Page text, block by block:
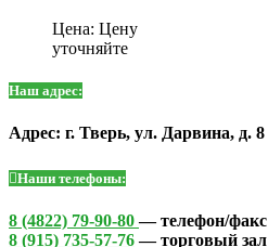
Цена: Цену
уточняйте
Наш адрес:
Адрес: г. Тверь, ул. Дарвина, д. 8
Наши телефоны:
8 (4822) 79-90-80— телефон/факс
8 (915) 735-57-76— торговый зал